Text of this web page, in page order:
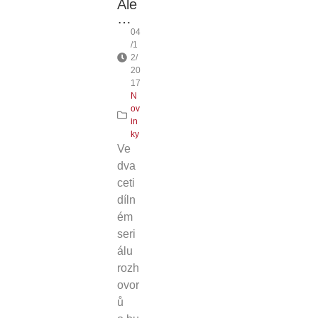
Ale
…
04
/1
2/
20
17
N
ov
in
ky
Ve
dva
ceti
díln
ém
seri
álu
rozh
ovor
ů